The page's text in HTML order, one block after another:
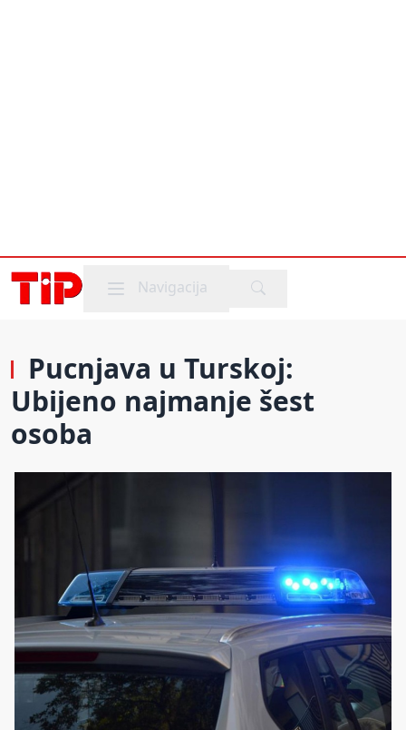
Mobile menu
Navigacija
Pucnjava u Turskoj:
Ubijeno najmanje šest
osoba